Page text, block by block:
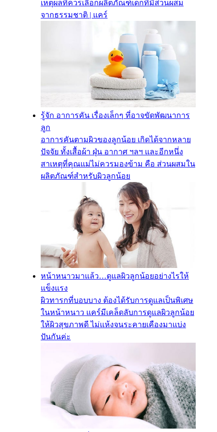
เหตุผลที่ควรเลือกผลิตภัณฑ์เด็กที่มีส่วนผสม
จากธรรมชาติ | แคร์
รู้จัก อาการคัน เรื่องเล็กๆ ที่อาจขัดพัฒนาการ
ลูก
อาการคันตามผิวของลูกน้อย เกิดได้จากหลาย
ปัจจัย ทั้งเสื้อผ้า ฝุ่น อากาศ ฯลฯ และอีกหนึ่ง
สาเหตุที่คุณแม่ไม่ควรมองข้าม คือ ส่วนผสมใน
ผลิตภัณฑ์สำหรับผิวลูกน้อย
หน้าหนาวมาแล้ว…ดูแลผิวลูกน้อยอย่างไรให้
แข็งแรง
ผิวทารกที่บอบบาง ต้องได้รับการดูแลเป็นพิเศษ
ในหน้าหนาว แคร์มีเคล็ดลับการดูแลผิวลูกน้อย
ให้ผิวสุขภาพดี ไม่แห้งจนระคายเคืองมาแบ่ง
ปันกันค่ะ